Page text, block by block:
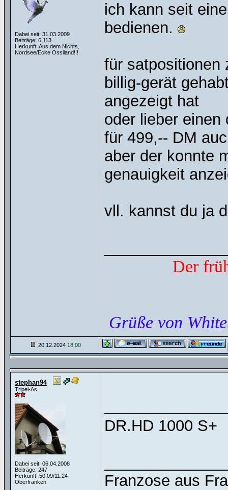
Dabei seit: 31.03.2009
Beiträge: 6.113
Herkunft: Aus dem Nichts,
Nordsee/Ecke Ossiland!!!
ich kann seit
bedienen.
für satpositionen
billig-gerät
angezeigt hat
oder lieber einen
für 499,-- DM
aber der konnte
genauigkeit
vll. kannst du ja
Der
Grüße von
20.12.2024 18:00
stephan94
Tripel-As
Dabei seit: 06.04.2008
Beiträge: 247
Herkunft: 50.09/11.24
Oberfranken
DR.HD 1000 S+
Franzose aus